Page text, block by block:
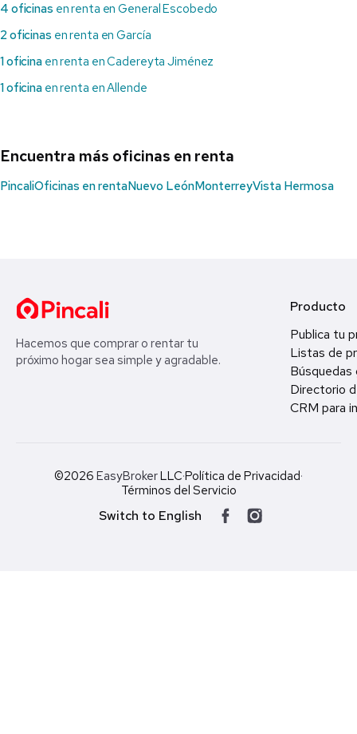
4 oficinas en renta en General Escobedo
2 oficinas en renta en García
1 oficinaen renta en Cadereyta Jiménez
1 oficinaen renta en Allende
Encuentra más oficinas en renta
PincaliOficinas en rentaNuevo LeónMonterreyVista Hermosa
Hacemos que comprar o rentar tu
próximo hogar sea simple y agradable.
Producto
Publica tu
Listas de
Búsquedas
Directorio
CRM para
©2026 EasyBrokerLLC·Política de Privacidad·
Términos del Servicio
Switch to English